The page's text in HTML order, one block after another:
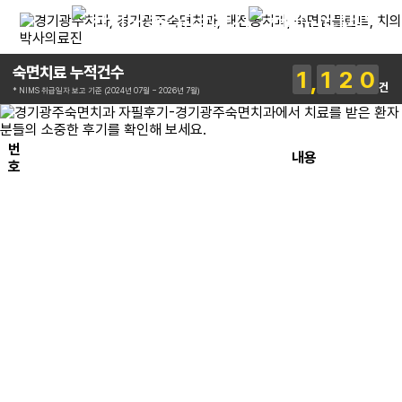
숙면치료 누적건수
* NIMS 취급일자 보고 기준 (2024년 07월 ~ 2026년 7월) 1 1 2 0 건
번
호
내용